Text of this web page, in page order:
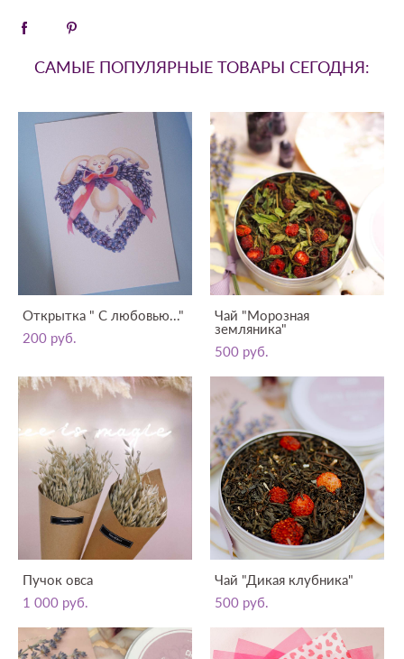
САМЫЕ ПОПУЛЯРНЫЕ ТОВАРЫ СЕГОДНЯ:
Открытка " С любовью..."
200 pуб.
Чай "Морозная
земляника"
500 pуб.
Пучок овса
1 000 pуб.
Чай "Дикая клубника"
500 pуб.